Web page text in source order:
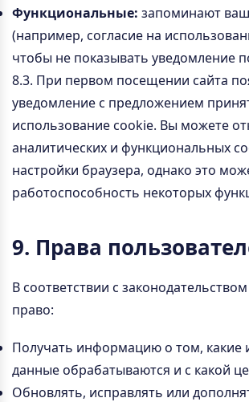
Функциональные: запоминают
(например, согласие на
чтобы не показывать уведомление
8.3. При первом посещении сайта
уведомление с предложением
использование cookie. Вы можете
аналитических и функциональных
настройки браузера, однако это
работоспособность некоторых
9. Права
В соответствии с
право:
Получать информацию о том, какие
данные обрабатываются и с какой
Обновлять, исправлять или